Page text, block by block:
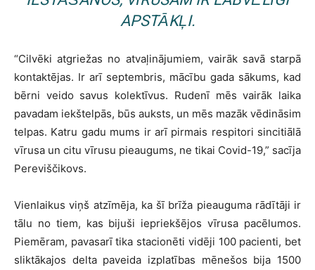
APSTĀKĻI.
“Cilvēki atgriežas no atvaļinājumiem, vairāk savā starpā
kontaktējas. Ir arī septembris, mācību gada sākums, kad
bērni veido savus kolektīvus. Rudenī mēs vairāk laika
pavadam iekštelpās, būs auksts, un mēs mazāk vēdināsim
telpas. Katru gadu mums ir arī pirmais respitori sincitiālā
vīrusa un citu vīrusu pieaugums, ne tikai Covid-19,” sacīja
Pereviščikovs.
Vienlaikus viņš atzīmēja, ka šī brīža pieauguma rādītāji ir
tālu no tiem, kas bijuši iepriekšējos vīrusa pacēlumos.
Piemēram, pavasarī tika stacionēti vidēji 100 pacienti, bet
sliktākajos delta paveida izplatības mēnešos bija 1500